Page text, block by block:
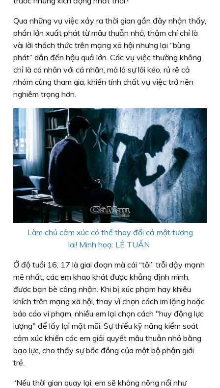
Qua những vụ việc xảy ra thời gian gần đây nhận thấy,
phần lớn xuất phát từ mâu thuẫn nhỏ, thậm chí chỉ là
vài lời thách thức trên mạng xã hội nhưng lại “bùng
phát” dẫn đến hậu quả lớn. Các vụ việc thường không
chỉ là cá nhân với cá nhân, mà là sự lôi kéo, rủ rê cả
nhóm cùng tham gia, khiến tính chất vụ việc trở nên
nghiêm trọng hơn.
Làm chủ cảm xúc có thể thay đổi cả một tương
lai! Minh hoạ: LÊ TUẤN
Ở độ tuổi 16, 17 là giai đoạn mà cái “tôi” trỗi dậy mạnh
mẽ nhất, các em khao khát được khẳng định mình,
được bạn bè công nhận. Khi bị xúc phạm hay khiêu
khích trên mạng xã hội, thay vì chọn cách im lặng hoặc
báo cáo vi phạm, nhiều em lại chọn cách "huy động lực
lượng" để lấy lại mặt mũi. Sự thiếu kỹ năng kiểm soát
cảm xúc khiến các em giải quyết mâu thuẫn nhỏ bằng
bạo lực, cho thấy sự bốc đồng của một bộ phận giới
trẻ.
“Nếu thời gian quay lại, em sẽ không nông nổi như